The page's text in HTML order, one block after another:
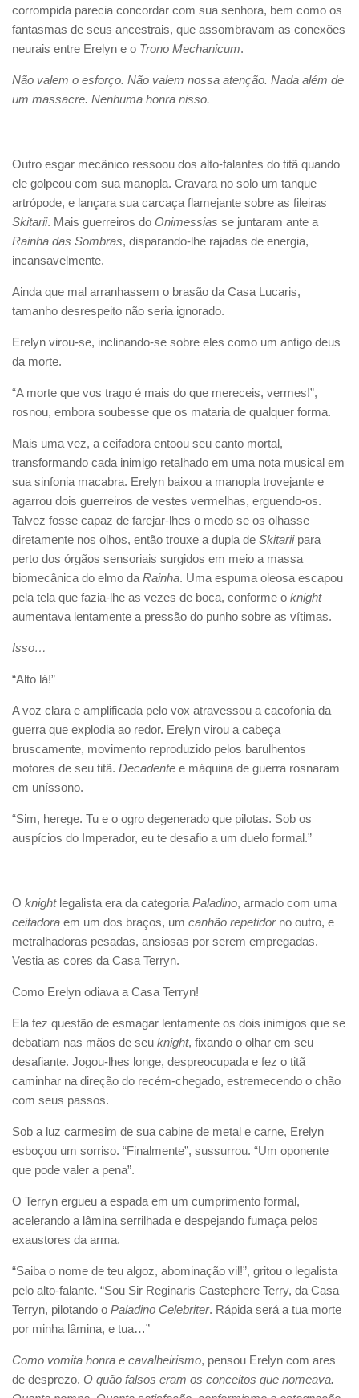
corrompida parecia concordar com sua senhora, bem como os
fantasmas de seus ancestrais, que assombravam as conexões
neurais entre Erelyn e o Trono Mechanicum.
Não valem o esforço. Não valem nossa atenção. Nada além de
um massacre. Nenhuma honra nisso.
Outro esgar mecânico ressoou dos alto-falantes do titã quando
ele golpeou com sua manopla. Cravara no solo um tanque
artrópode, e lançara sua carcaça flamejante sobre as fileiras
Skitarii. Mais guerreiros do Onimessias se juntaram ante a
Rainha das Sombras, disparando-lhe rajadas de energia,
incansavelmente.
Ainda que mal arranhassem o brasão da Casa Lucaris,
tamanho desrespeito não seria ignorado.
Erelyn virou-se, inclinando-se sobre eles como um antigo deus
da morte.
“A morte que vos trago é mais do que mereceis, vermes!”,
rosnou, embora soubesse que os mataria de qualquer forma.
Mais uma vez, a ceifadora entoou seu canto mortal,
transformando cada inimigo retalhado em uma nota musical em
sua sinfonia macabra. Erelyn baixou a manopla trovejante e
agarrou dois guerreiros de vestes vermelhas, erguendo-os.
Talvez fosse capaz de farejar-lhes o medo se os olhasse
diretamente nos olhos, então trouxe a dupla de Skitarii para
perto dos órgãos sensoriais surgidos em meio a massa
biomecânica do elmo da Rainha. Uma espuma oleosa escapou
pela tela que fazia-lhe as vezes de boca, conforme o knight
aumentava lentamente a pressão do punho sobre as vítimas.
Isso…
“Alto lá!”
A voz clara e amplificada pelo vox atravessou a cacofonia da
guerra que explodia ao redor. Erelyn virou a cabeça
bruscamente, movimento reproduzido pelos barulhentos
motores de seu titã. Decadente e máquina de guerra rosnaram
em uníssono.
“Sim, herege. Tu e o ogro degenerado que pilotas. Sob os
auspícios do Imperador, eu te desafio a um duelo formal.”
O knight legalista era da categoria Paladino, armado com uma
ceifadora em um dos braços, um canhão repetidorno outro, e
metralhadoras pesadas, ansiosas por serem empregadas.
Vestia as cores da Casa Terryn.
Como Erelyn odiava a Casa Terryn!
Ela fez questão de esmagar lentamente os dois inimigos que se
debatiam nas mãos de seu knight, fixando o olhar em seu
desafiante. Jogou-lhes longe, despreocupada e fez o titã
caminhar na direção do recém-chegado, estremecendo o chão
com seus passos.
Sob a luz carmesim de sua cabine de metal e carne, Erelyn
esboçou um sorriso. “Finalmente”, sussurrou. “Um oponente
que pode valer a pena”.
O Terryn ergueu a espada em um cumprimento formal,
acelerando a lâmina serrilhada e despejando fumaça pelos
exaustores da arma.
“Saiba o nome de teu algoz, abominação vil!”, gritou o legalista
pelo alto-falante. “Sou Sir Reginaris Castephere Terry, da Casa
Terryn, pilotando o Paladino Celebriter. Rápida será a tua morte
por minha lâmina, e tua…”
Como vomita honra e cavalheirismo, pensou Erelyn com ares
de desprezo. O quão falsos eram os conceitos que nomeava.